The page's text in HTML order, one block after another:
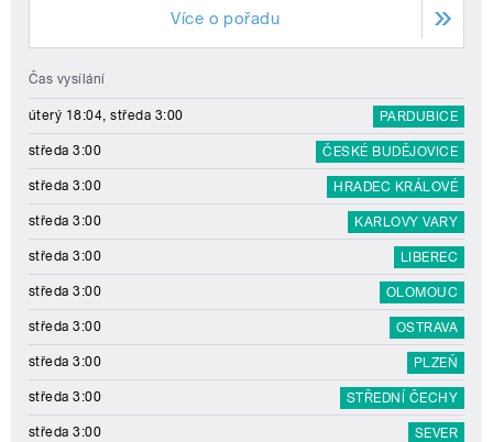
Více o pořadu
Čas vysílání
úterý 18:04, středa 3:00 PARDUBICE
středa 3:00 ČESKÉ BUDĚJOVICE
středa 3:00 HRADEC KRÁLOVÉ
středa 3:00 KARLOVY VARY
středa 3:00 LIBEREC
středa 3:00 OLOMOUC
středa 3:00 OSTRAVA
středa 3:00 PLZEŇ
středa 3:00 STŘEDNÍ ČECHY
středa 3:00 SEVER